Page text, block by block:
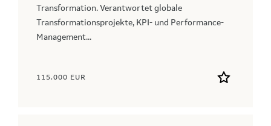
Transformation. Verantwortet globale
Transformationsprojekte, KPI‑ und Performance-
Management...
115.000 EUR